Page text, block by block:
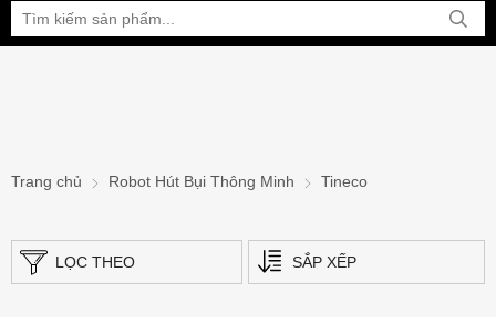
Bạn đang xem tại:
Trang chủ Robot Hút Bụi Thông Minh Tineco
LỌC THEO SẮP XẾP